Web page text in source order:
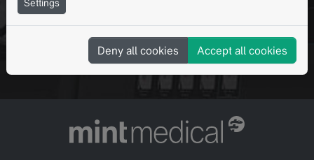
Fordern Sie eine personalisierte Demo an
Settings
Deny all cookies Accept all cookies